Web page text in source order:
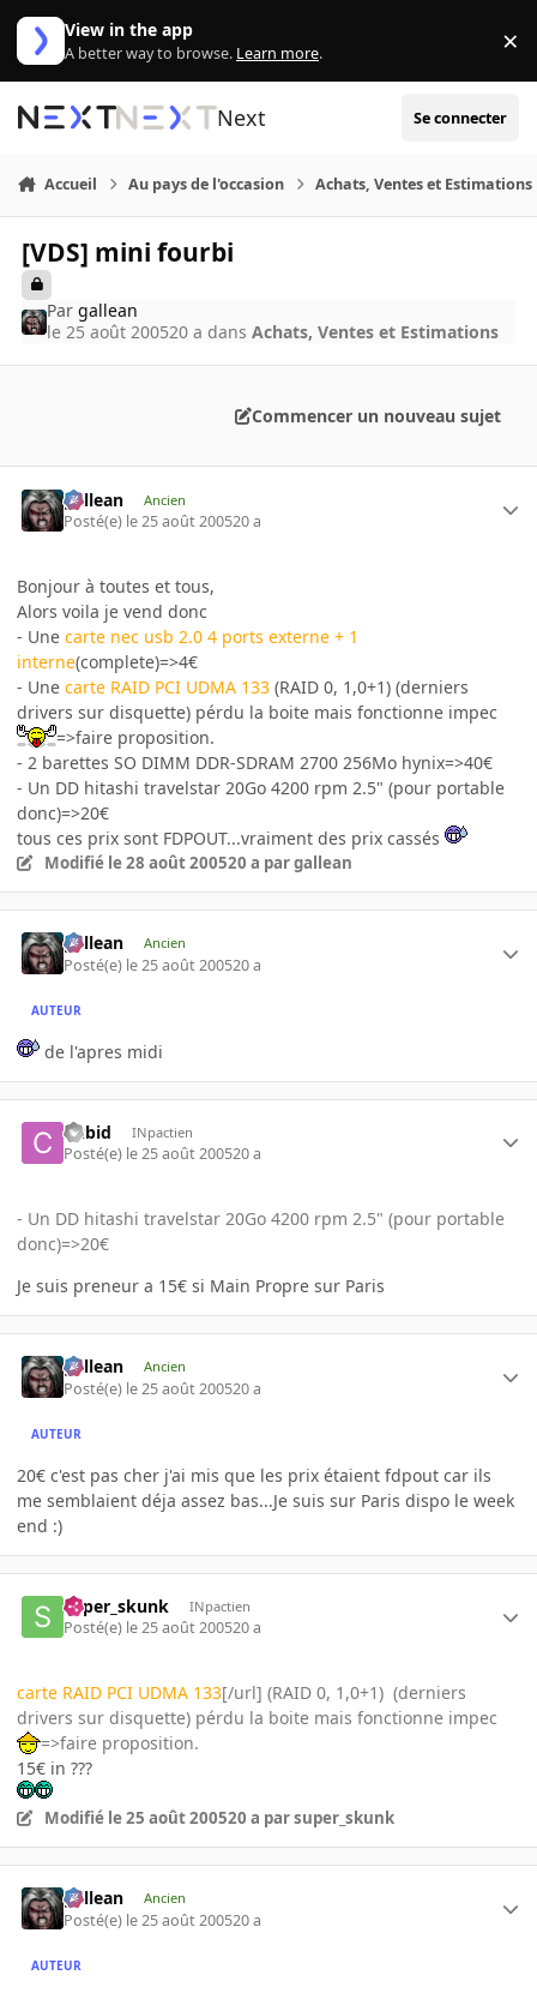
Aller au contenu
View in the app
A better way to browse. Learn more. ×
Next Se connecter
Accueil Au pays de l'occasion Achats, Ventes et Estimations
[VDS] mini fourbi
Pargallean
le 25 août 200520 a dansAchats, Ventes et Estimations
Commencer un nouveau sujet
gallean Ancien
Posté(e) le 25 août 200520 a
Bonjour à toutes et tous,
Alors voila je vend donc
- Une carte nec usb 2.0 4 ports externe + 1
interne(complete)=>4€
- Une carte RAID PCI UDMA 133 (RAID 0, 1,0+1) (derniers
drivers sur disquette) pérdu la boite mais fonctionne impec
=>faire proposition.
- 2 barettes SO DIMM DDR-SDRAM 2700 256Mo hynix=>40€
- Un DD hitashi travelstar 20Go 4200 rpm 2.5" (pour portable
donc)=>20€
tous ces prix sont FDPOUT...vraiment des prix cassés
Modifié le 28 août 200520 a par gallean
gallean Ancien
Posté(e) le 25 août 200520 a
AUTEUR
de l'apres midi
Cubid INpactien
Posté(e) le 25 août 200520 a
- Un DD hitashi travelstar 20Go 4200 rpm 2.5" (pour portable
donc)=>20€
Je suis preneur a 15€ si Main Propre sur Paris
gallean Ancien
Posté(e) le 25 août 200520 a
AUTEUR
20€ c'est pas cher j'ai mis que les prix étaient fdpout car ils
me semblaient déja assez bas...Je suis sur Paris dispo le week
end :)
super_skunk INpactien
Posté(e) le 25 août 200520 a
carte RAID PCI UDMA 133[/url] (RAID 0, 1,0+1) (derniers
drivers sur disquette) pérdu la boite mais fonctionne impec
=>faire proposition.
15€ in ???
Modifié le 25 août 200520 a par super_skunk
gallean Ancien
Posté(e) le 25 août 200520 a
AUTEUR